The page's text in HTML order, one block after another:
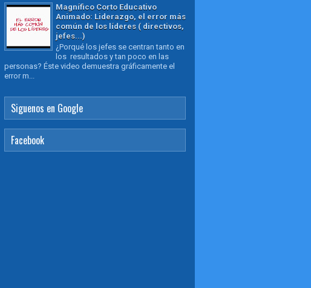
Magnífico Corto Educativo
Animado: Liderazgo, el error más
común de los líderes ( directivos,
jefes...)
¿Porqué los jefes se centran tanto en
los resultados y tan poco en las
personas? Éste video demuestra gráficamente el
error m...
Siguenos en Google
Facebook